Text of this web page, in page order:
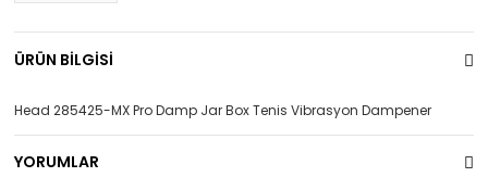
ÜRÜN BİLGİSİ
Head 285425-MX Pro Damp Jar Box Tenis Vibrasyon Dampener
YORUMLAR